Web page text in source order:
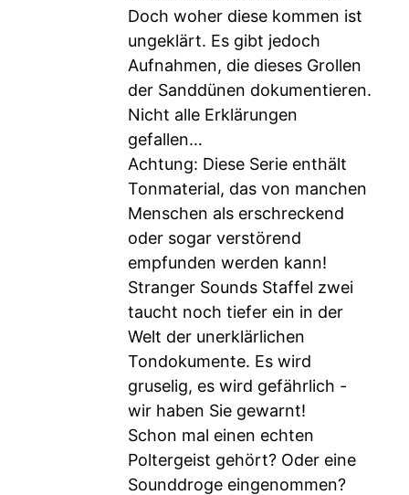
Doch woher diese kommen ist
ungeklärt. Es gibt jedoch
Aufnahmen, die dieses Grollen
der Sanddünen dokumentieren.
Nicht alle Erklärungen
gefallen…
Achtung: Diese Serie enthält
Tonmaterial, das von manchen
Menschen als erschreckend
oder sogar verstörend
empfunden werden kann!
Stranger Sounds Staffel zwei
taucht noch tiefer ein in der
Welt der unerklärlichen
Tondokumente. Es wird
gruselig, es wird gefährlich -
wir haben Sie gewarnt!
Schon mal einen echten
Poltergeist gehört? Oder eine
Sounddroge eingenommen?